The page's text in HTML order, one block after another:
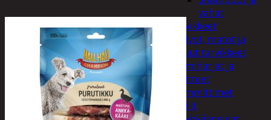
vahat
Autotarvikkeet
Kalvot, matot ja
muut tarvikkeet
Lumiharjat ja
peitteet
Lämmittimet
Peilit